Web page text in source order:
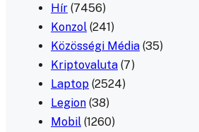
Hír (7456)
Konzol (241)
Közösségi Média (35)
Kriptovaluta (7)
Laptop (2524)
Legion (38)
Mobil (1260)